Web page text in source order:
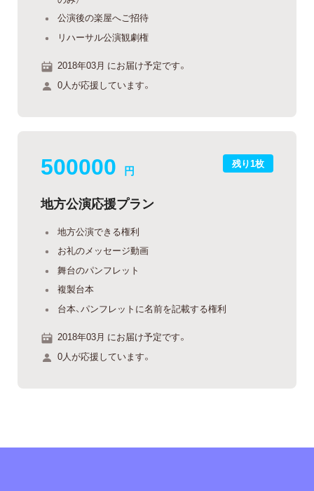
公演後の楽屋へご招待
リハーサル公演観劇権
2018年03月 にお届け予定です。
0人が応援しています。
残り1枚
500000 円
地方公演応援プラン
地方公演できる権利
お礼のメッセージ動画
舞台のパンフレット
複製台本
台本、パンフレットに名前を記載する権利
2018年03月 にお届け予定です。
0人が応援しています。